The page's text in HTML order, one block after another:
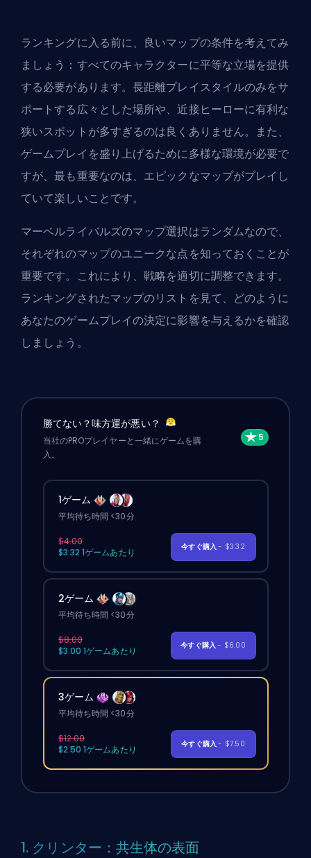
ランキングに入る前に、良いマップの条件を考えてみ
ましょう：すべてのキャラクターに平等な立場を提供
する必要があります。長距離プレイスタイルのみをサ
ポートする広々とした場所や、近接ヒーローに有利な
狭いスポットが多すぎるのは良くありません。また、
ゲームプレイを盛り上げるために多様な環境が必要で
すが、最も重要なのは、エピックなマップがプレイし
ていて楽しいことです。
マーベルライバルズのマップ選択はランダムなので、
それぞれのマップのユニークな点を知っておくことが
重要です。これにより、戦略を適切に調整できます。
ランキングされたマップのリストを見て、どのように
あなたのゲームプレイの決定に影響を与えるかを確認
しましょう。
勝てない？味方運が悪い？
当社のPROプレイヤーと一緒にゲームを購
入。
1ゲーム
平均待ち時間 <30分
$4.00
$3.32 1ゲームあたり
今すぐ購入- $3.32
2ゲーム
平均待ち時間 <30分
$8.00
$3.00 1ゲームあたり
今すぐ購入- $6.00
3ゲーム
平均待ち時間 <30分
$12.00
$2.50 1ゲームあたり
今すぐ購入- $7.50
1. クリンター：共生体の表面